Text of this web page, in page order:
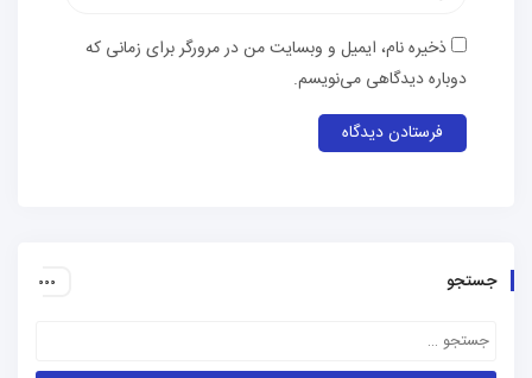
ذخیره نام، ایمیل و وبسایت من در مرورگر برای زمانی که
دوباره دیدگاهی می‌نویسم.
جستجو